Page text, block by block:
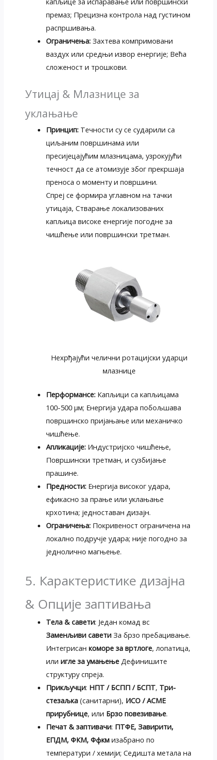
премаз; Прецизна контрола над густином
распршивања.
Ограничења: Захтева компримовани
ваздух или средњи извор енергије; Већа
сложеност и трошкови.
Утицај & Млазнице за
уклањање
Принцип: Течности су се сударили са
циљаним површинама или
пресијецајућим млазницама, узрокујући
течност да се атомизује због прекршаја
преноса о моменту и површини.
Спреј се формира углавном на тачки
утицаја, Стварање локализованих
капљица високе енергије погодне за
чишћење или површински третман.
Нехрђајући челични ротацијски ударци
млазнице
Перформансе: Капљици са капљицама
100-500 μм; Енергија удара побољшава
површинско пријањање или механичко
чишћење.
Апликације: Индустријско чишћење,
Површински третман, и сузбијање
прашине.
Предности: Енергија високог удара,
ефикасно за прање или уклањање
крхотина; једноставан дизајн.
Ограничења: Покривеност ограничена на
локално подручје удара; није погодно за
једнолично магњење.
5. Карактеристике дизајна
& Опције заптивања
Тела & савети: Један комад вс
Заменљиви савети За брзо пребацивање.
Интегрисанкоморе за вртлоге, лопатица,
илиигле за умањење Дефинишите
структуру спреја.
Прикључци: НПТ / БСПП / БСПТ, Три-
стезаљка (санитарни), ИСО / АСМЕ
прирубнице, или Брзо повезивање.
Печат & заптивачи: ПТФЕ, Завирити,
ЕПДМ, ФКМ, Ффкм изабрано по
температури / хемији; Седишта метала на